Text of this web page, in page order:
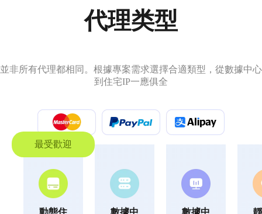
代理类型
並非所有代理都相同。根據專案需求選擇合適類型，從數據中心
到住宅IP一應俱全
最受歡迎